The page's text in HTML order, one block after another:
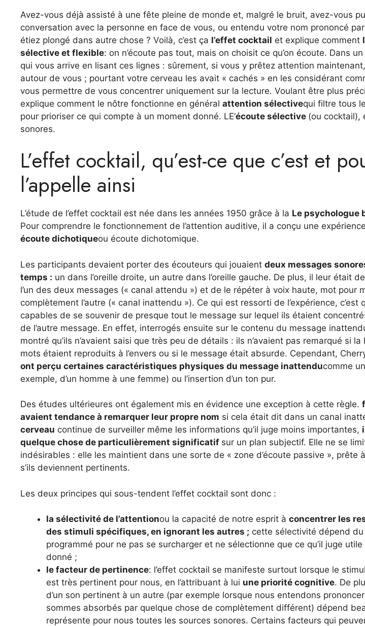
Avez-vous déjà assisté à une fête pleine de monde et, malgré le bruit, avez-vous
conversation avec la personne en face de vous, ou entendu votre nom prononcé par
étiez plongé dans autre chose ? Voilà, c’est ça l’effet cocktail et explique comment
sélective et flexible: on n’écoute pas tout, mais on choisit ce qu’on écoute. Dans
qui vous arrive en lisant ces lignes : sûrement, si vous y prêtez attention
autour de vous ; pourtant votre cerveau les avait « cachés » en les considérant
vous permettre de vous concentrer uniquement sur la lecture. Voulant être plus
explique comment le nôtre fonctionne en général attention sélectivequi filtre tous
pour prioriser ce qui compte à un moment donné. LE’écoute sélective (ou cocktail),
sonores.
L’effet cocktail, qu’est-ce que c’est et
l’appelle ainsi
L’étude de l’effet cocktail est née dans les années 1950 grâce à la Le psychologue
Pour comprendre le fonctionnement de l’attention auditive, il a conçu une
écoute dichotiqueou écoute dichotomique.
Les participants devaient porter des écouteurs qui jouaient deux messages
temps : un dans l’oreille droite, un autre dans l’oreille gauche. De plus, il leur était
l’un des deux messages (« canal attendu ») et de le répéter à voix haute, mot pour
complètement l’autre (« canal inattendu »). Ce qui est ressorti de l’expérience, c’est
capables de se souvenir de presque tout le message sur lequel ils étaient
de l’autre message. En effet, interrogés ensuite sur le contenu du message
montré qu’ils n’avaient saisi que très peu de détails : ils n’avaient pas remarqué si
mots étaient reproduits à l’envers ou si le message était absurde. Cependant,
ont perçu certaines caractéristiques physiques du message inattenducomme
exemple, d’un homme à une femme) ou l’insertion d’un ton pur.
Des études ultérieures ont également mis en évidence une exception à cette règle.
avaient tendance à remarquer leur propre nom si cela était dit dans un canal
cerveau continue de surveiller même les informations qu’il juge moins importantes,
quelque chose de particulièrement significatif sur un plan subjectif. Elle ne se
indésirables : elle les maintient dans une sorte de « zone d’écoute passive », prête
s’ils deviennent pertinents.
Les deux principes qui sous-tendent l’effet cocktail sont donc :
la sélectivité de l’attentionou la capacité de notre esprit à concentrer les
des stimuli spécifiques, en ignorant les autres ; cette sélectivité dépend
programmé pour ne pas se surcharger et ne sélectionne que ce qu’il juge
donné ;
le facteur de pertinence: l’effet cocktail se manifeste surtout lorsque le
est très pertinent pour nous, en l’attribuant à lui une priorité cognitive. De
d’un son pertinent à un autre (par exemple lorsque nous entendons
sommes absorbés par quelque chose de complètement différent) dépend
représente pour nous toutes les sources sonores. Certains facteurs qui